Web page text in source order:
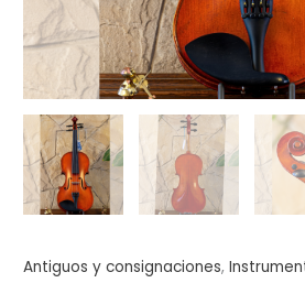
Antiguos y consignaciones,